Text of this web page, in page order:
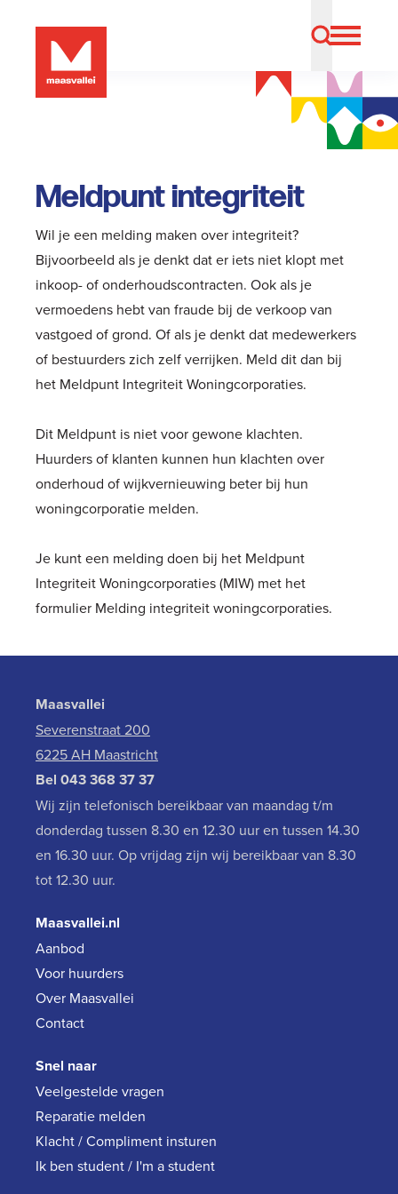
Meldpunt integriteit
Wil je een melding maken over integriteit?
Bijvoorbeeld als je denkt dat er iets niet klopt met
inkoop- of onderhoudscontracten. Ook als je
vermoedens hebt van fraude bij de verkoop van
vastgoed of grond. Of als je denkt dat medewerkers
of bestuurders zich zelf verrijken. Meld dit dan bij
het Meldpunt Integriteit Woningcorporaties.
Dit Meldpunt is niet voor gewone klachten.
Huurders of klanten kunnen hun klachten over
onderhoud of wijkvernieuwing beter bij hun
woningcorporatie melden.
Je kunt een melding doen bij het Meldpunt
Integriteit Woningcorporaties (MIW) met het
formulier Melding integriteit woningcorporaties.
Maasvallei
Severenstraat 200
6225 AH Maastricht
Bel 043 368 37 37
Wij zijn telefonisch bereikbaar van maandag t/m
donderdag tussen 8.30 en 12.30 uur en tussen 14.30
en 16.30 uur. Op vrijdag zijn wij bereikbaar van 8.30
tot 12.30 uur.
Maasvallei.nl
Aanbod
Voor huurders
Over Maasvallei
Contact
Snel naar
Veelgestelde vragen
Reparatie melden
Klacht / Compliment insturen
Ik ben student / I'm a student